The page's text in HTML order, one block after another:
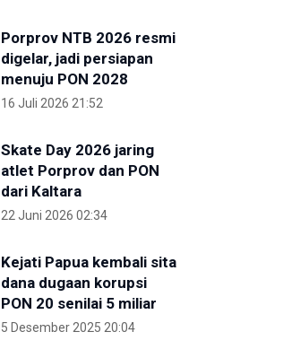
Porprov NTB 2026 resmi
digelar, jadi persiapan
menuju PON 2028
16 Juli 2026 21:52
Skate Day 2026 jaring
atlet Porprov dan PON
dari Kaltara
22 Juni 2026 02:34
Kejati Papua kembali sita
dana dugaan korupsi
PON 20 senilai 5 miliar
5 Desember 2025 20:04